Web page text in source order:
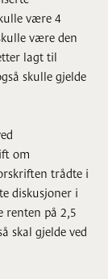
være 4
være den
lagt til
skulle gjelde
om
trådte i
diskusjoner i
renten på 2,5
skal gjelde ved